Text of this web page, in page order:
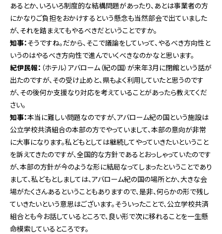
あるとか、いろいろ制度的な結構問題があったり、あとは事業者の方
にかなりご負担をおかけするという懸念も当然部会で出ていました
が、それを踏まえてもやるべきだということですか。
知事：そうですね。だから、そこで議論をしていって、やるべき方向性と
いうのはやるべき方向性で進んでいくべきなのかなと思います。
紀伊民報： （ホテル）アバローム（紀の国）が来年3月に閉館という話が
出たのですが、その受け止めと、県もよく利用していたと思うのです
が、その後何か支援なり対応を考えていることがあったら教えてくだ
さい。
知事：本当に難しい問題なのですが、アバローム紀の国という施設は
公立学校共済組合の本部の方でやっていまして、本部の意向が非常
に大事になります。私どもとしては継続してやっていきたいということ
を訴えてきたのですが、全国的な方針であるとおっしゃっていたのです
が、本部の方針が今のような形に結局なってしまったということであり
まして、私どもとしましては、アバローム紀の国の場所とか、大きな会
場がたくさんあるということもありますので、是非、何らかの形で残し
ていきたいという意思はございます。そういったことで、公立学校共済
組合とも今お話しているところで、良い形で次に移れることを一生懸
命模索しているところです。